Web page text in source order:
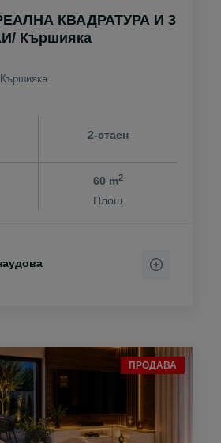
КВАДРАТУРА И 3
Кършияка
Кършияка
2-стаен
60 m2
Площ
ПРОДАВА